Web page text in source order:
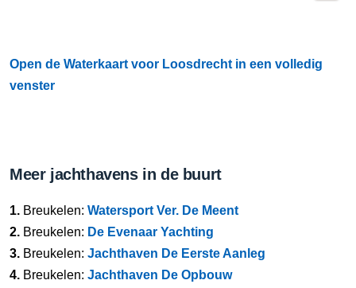
Open de Waterkaart voor Loosdrecht in een volledig
venster
Meer jachthavens in de buurt
1. Breukelen: Watersport Ver. De Meent
2. Breukelen: De Evenaar Yachting
3. Breukelen: Jachthaven De Eerste Aanleg
4. Breukelen: Jachthaven De Opbouw